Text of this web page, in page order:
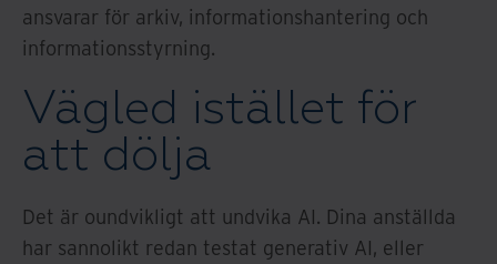
ansvarar för arkiv, informationshantering och
informationsstyrning.
Vägled istället för
att dölja
Det är oundvikligt att undvika AI. Dina anställda
har sannolikt redan testat generativ AI, eller